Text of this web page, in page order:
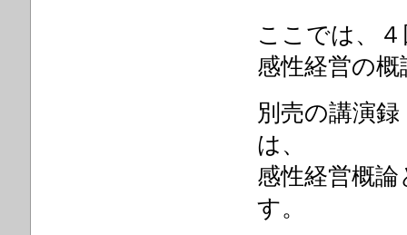
ここでは、
感性経営の
別売の講演
は、
感性経営概
す。